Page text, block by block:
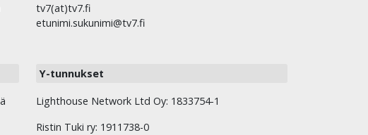
tv7(at)tv7.fi
etunimi.sukunimi@tv7.fi
Y-tunnukset
Lighthouse Network Ltd Oy: 1833754-1
Ristin Tuki ry: 1911738-0